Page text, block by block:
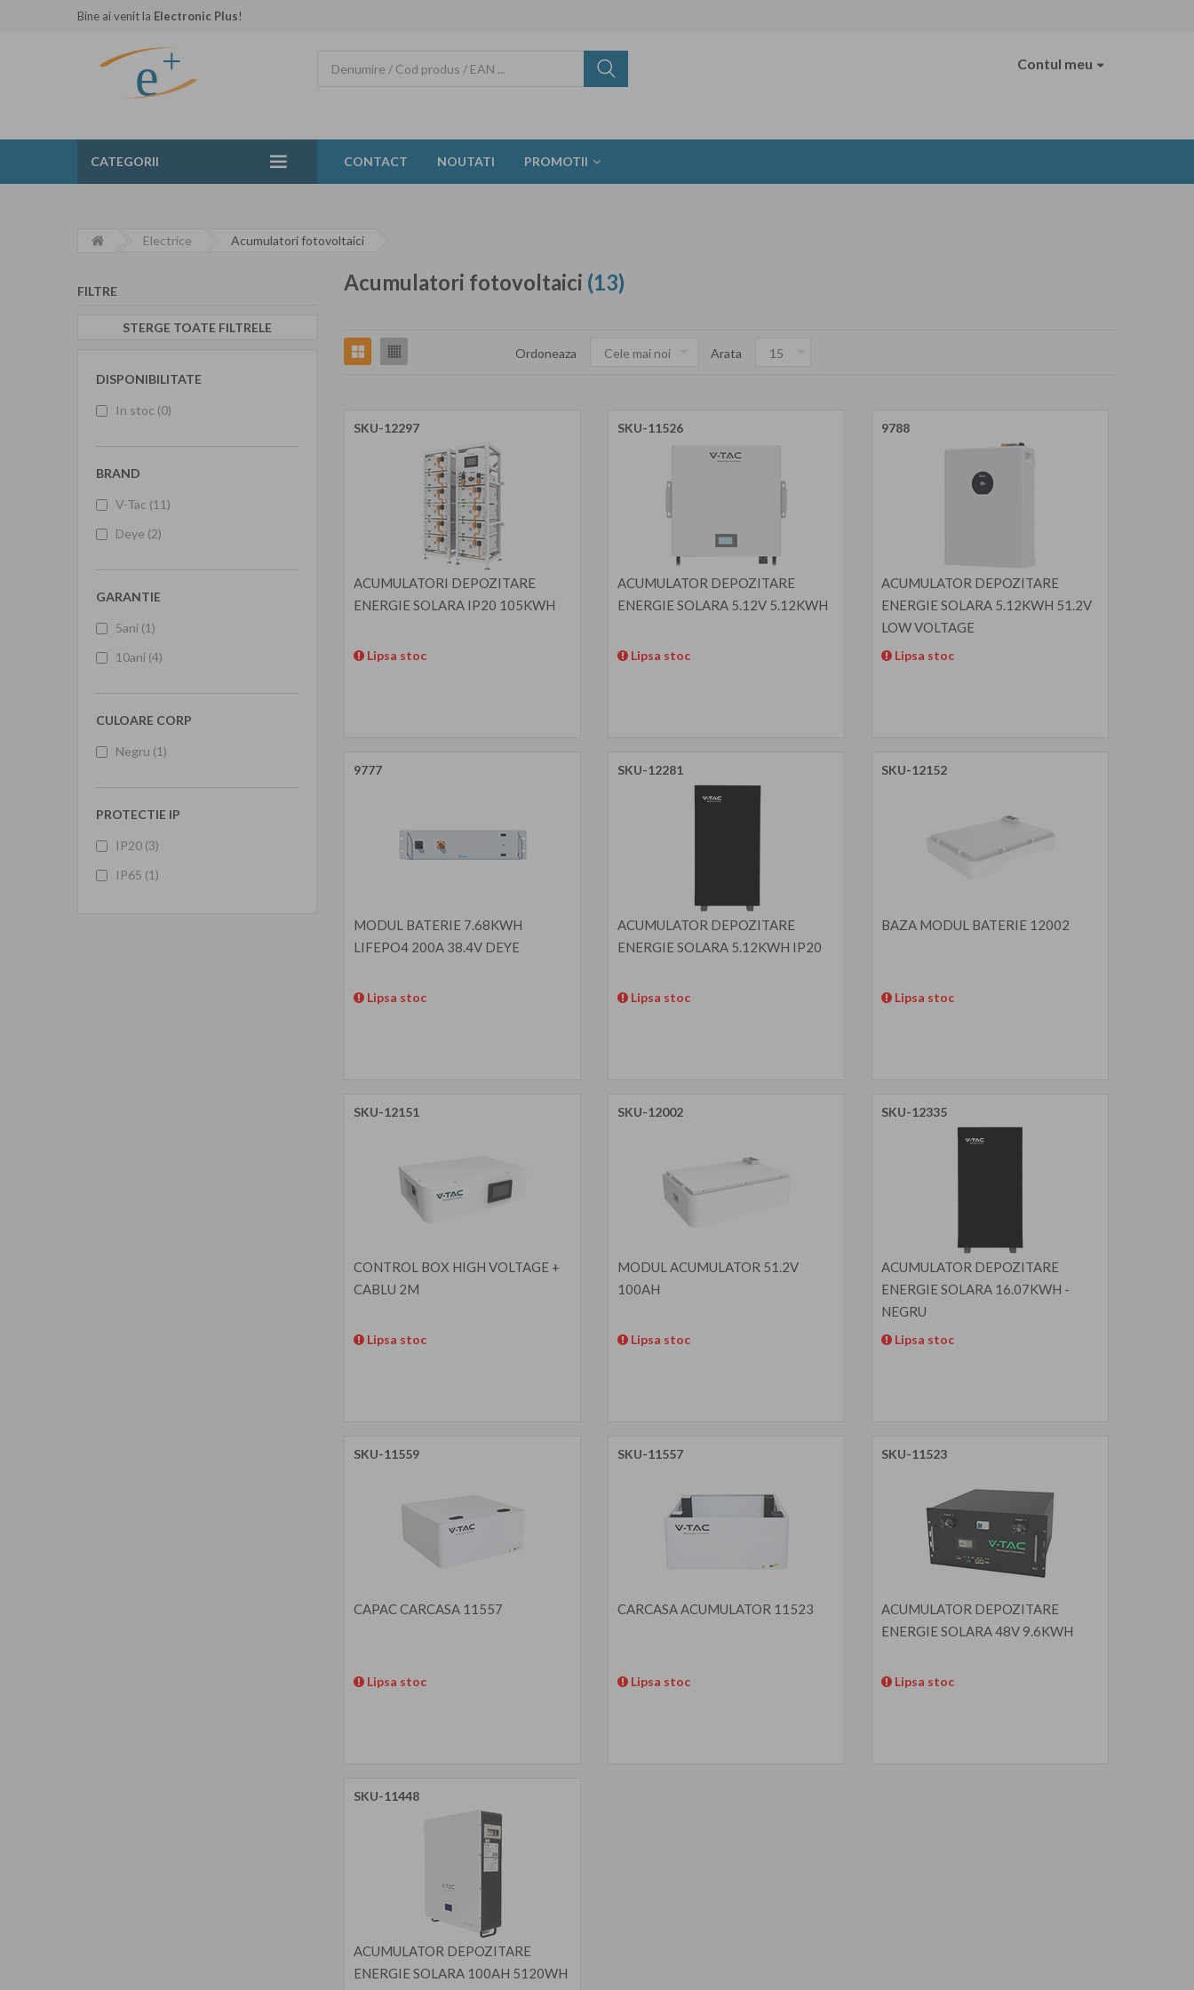
Bine ai venit la Electronic Plus!
Contul meu
CATEGORII CONTACT NOUTATI PROMOTII
Electrice Acumulatori fotovoltaici
FILTRE
STERGE TOATE FILTRELE
DISPONIBILITATE
In stoc (0)
BRAND
V-Tac (11)
Deye (2)
GARANTIE
5ani (1)
10ani (4)
CULOARE CORP
Negru (1)
PROTECTIE IP
IP20 (3)
IP65 (1)
Acumulatori fotovoltaici (13)
Ordoneaza Arata
SKU-12297
ACUMULATORI DEPOZITARE
ENERGIE SOLARA IP20 105KWH
Lipsa stoc
SKU-11526
ACUMULATOR DEPOZITARE
ENERGIE SOLARA 5.12V 5.12KWH
Lipsa stoc
9788
ACUMULATOR DEPOZITARE
ENERGIE SOLARA 5.12KWH 51.2V
LOW VOLTAGE
Lipsa stoc
9777
MODUL BATERIE 7.68KWH
LIFEPO4 200A 38.4V DEYE
Lipsa stoc
SKU-12281
ACUMULATOR DEPOZITARE
ENERGIE SOLARA 5.12KWH IP20
Lipsa stoc
SKU-12152
BAZA MODUL BATERIE 12002
Lipsa stoc
SKU-12151
CONTROL BOX HIGH VOLTAGE +
CABLU 2M
Lipsa stoc
SKU-12002
MODUL ACUMULATOR 51.2V
100AH
Lipsa stoc
SKU-12335
ACUMULATOR DEPOZITARE
ENERGIE SOLARA 16.07KWH -
NEGRU
Lipsa stoc
SKU-11559
CAPAC CARCASA 11557
Lipsa stoc
SKU-11557
CARCASA ACUMULATOR 11523
Lipsa stoc
SKU-11523
ACUMULATOR DEPOZITARE
ENERGIE SOLARA 48V 9.6KWH
Lipsa stoc
SKU-11448
ACUMULATOR DEPOZITARE
ENERGIE SOLARA 100AH 5120WH